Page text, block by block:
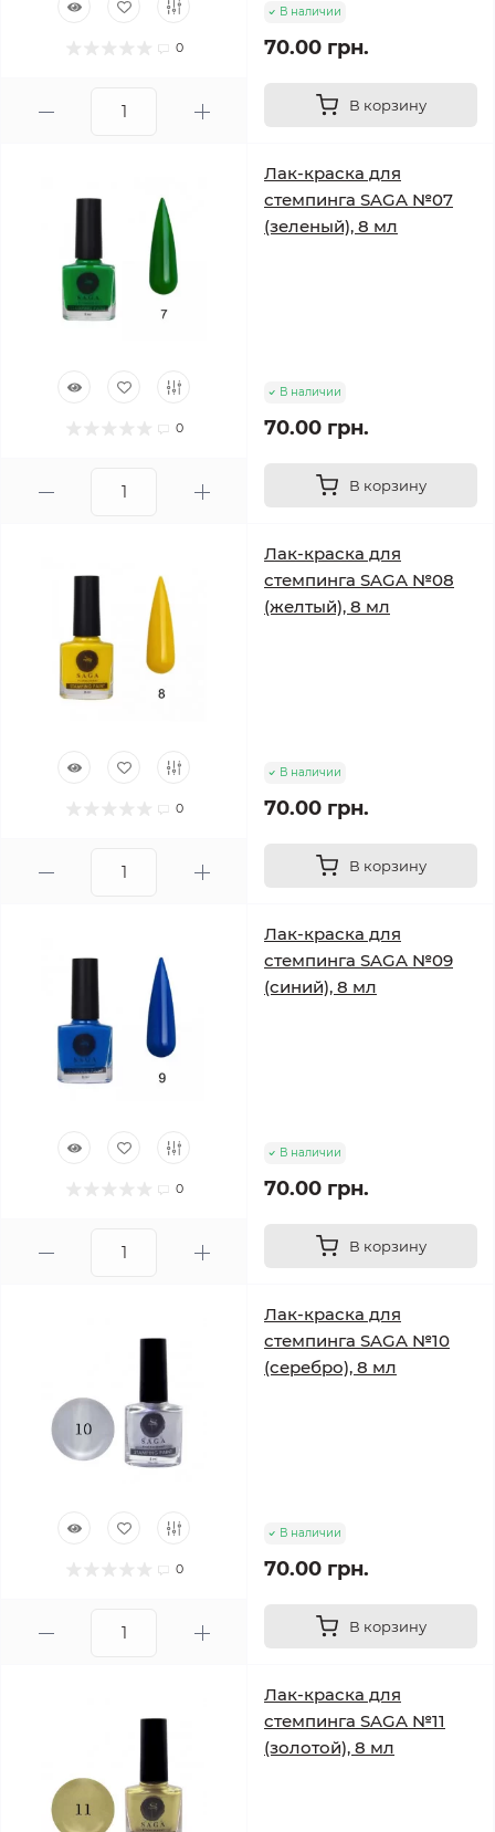
0
В наличии
70.00 грн.
В корзину
0
Лак-краска для
стемпинга SAGA №07
(зеленый), 8 мл
В наличии
70.00 грн.
В корзину
0
Лак-краска для
стемпинга SAGA №08
(желтый), 8 мл
В наличии
70.00 грн.
В корзину
0
Лак-краска для
стемпинга SAGA №09
(синий), 8 мл
В наличии
70.00 грн.
В корзину
0
Лак-краска для
стемпинга SAGA №10
(серебро), 8 мл
В наличии
70.00 грн.
В корзину
Лак-краска для
стемпинга SAGA №11
(золотой), 8 мл